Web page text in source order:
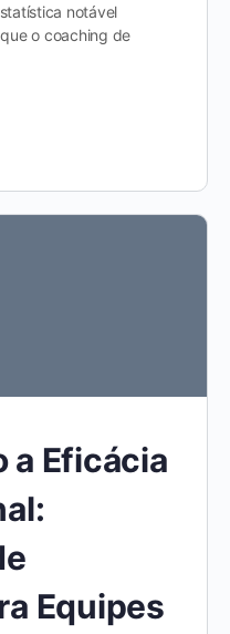
notável
o coaching de
a Eficácia
Equipes